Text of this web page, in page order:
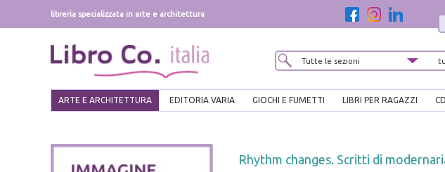
libreria specializzata in arte e architettura
ARTE E ARCHITETTURA EDITORIA VARIA GIOCHI E FUMETTI LIBRI PER RAGAZZI
Rhythm changes. Scritti di